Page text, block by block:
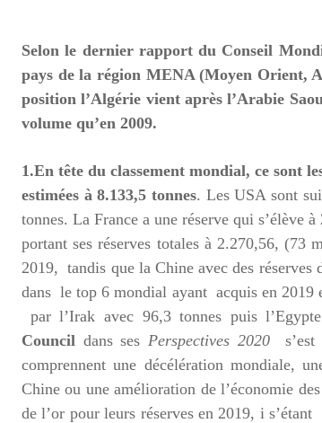
Selon le dernier rapport du Conseil
pays de la région MENA (Moyen Orient,
position l’Algérie vient après l’Arabie
volume qu’en 2009.
1.En tête du classement mondial, ce sont
estimées à 8.133,5 tonnes. Les USA sont
tonnes. La France a une réserve qui s’élève
portant ses réserves totales à 2.270,56, (73
2019, tandis que la Chine avec des réserves
dans le top 6 mondial ayant acquis en 2019
par l’Irak avec 96,3 tonnes puis
Council dans ses Perspectives 2020
comprennent une décélération mondiale,
Chine ou une amélioration de l’économie
de l’or pour leurs réserves en 2019, i